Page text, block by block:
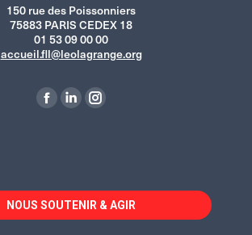
150 rue des Poissonniers
75883 PARIS CEDEX 18
01 53 09 00 00
accueil.fll@leolagrange.org
La
dans
une
La
dans
une
La
dans
une
NOUS SOUTENIR & AGIR